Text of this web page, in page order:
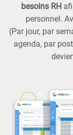
besoins RH
personnel.
(Par jour, par
agenda, par